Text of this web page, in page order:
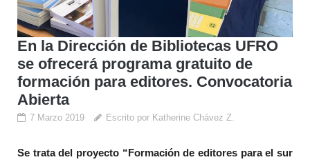
En la Dirección de Bibliotecas UFRO
se ofrecerá programa gratuito de
formación para editores. Convocatoria
Abierta
7 Marzo 2019 Escrito por Katherine Chávez Z.
Se trata del proyecto “Formación de editores para el sur